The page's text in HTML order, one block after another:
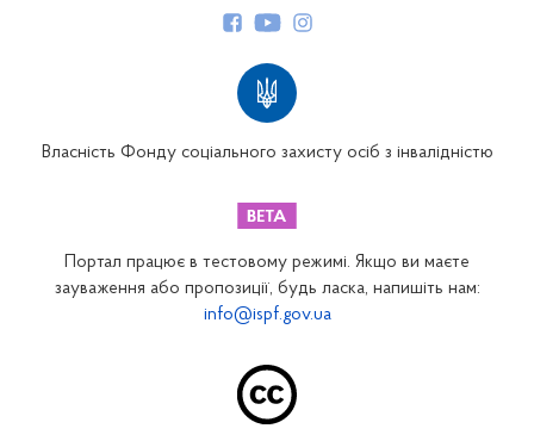
Закарпатське відділення
Запорізьке відділення
Власність Фонду соціального захисту осіб з інвалідністю
Портал працює в тестовому режимі. Якщо ви маєте
зауваження або пропозиції, будь ласка, напишіть нам:
info@ispf.gov.ua